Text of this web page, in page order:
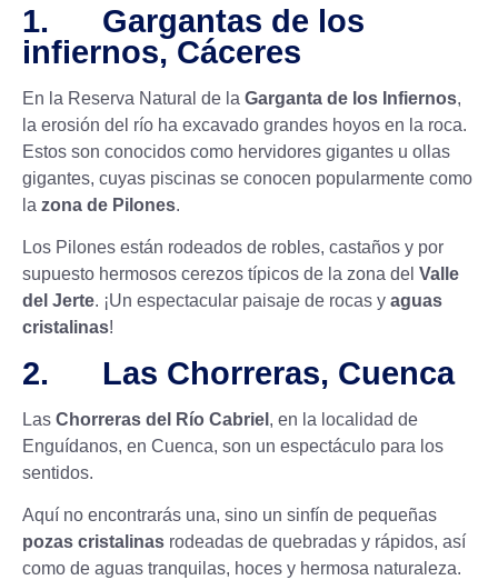
1. Gargantas de los
infiernos, Cáceres
En la Reserva Natural de la Garganta de los Infiernos,
la erosión del río ha excavado grandes hoyos en la roca.
Estos son conocidos como hervidores gigantes u ollas
gigantes, cuyas piscinas se conocen popularmente como
la zona de Pilones.
Los Pilones están rodeados de robles, castaños y por
supuesto hermosos cerezos típicos de la zona del Valle
del Jerte. ¡Un espectacular paisaje de rocas y aguas
cristalinas!
2. Las Chorreras, Cuenca
Las Chorreras del Río Cabriel , en la localidad de
Enguídanos, en Cuenca, son un espectáculo para los
sentidos.
Aquí no encontrarás una, sino un sinfín de pequeñas
pozas cristalinas rodeadas de quebradas y rápidos, así
como de aguas tranquilas, hoces y hermosa naturaleza.